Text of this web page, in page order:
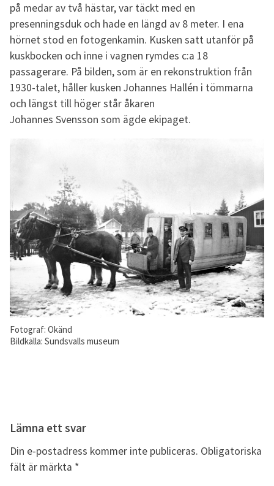
på medar av två hästar, var täckt med en
presenningsduk och hade en längd av 8 meter. I ena
hörnet stod en fotogenkamin. Kusken satt utanför på
kuskbocken och inne i vagnen rymdes c:a 18
passagerare. På bilden, som är en rekonstruktion från
1930-talet, håller kusken Johannes Hallén i tömmarna
och längst till höger står åkaren
Johannes Svensson som ägde ekipaget.
Fotograf: Okänd
Bildkälla: Sundsvalls museum
Lämna ett svar
Din e-postadress kommer inte publiceras. Obligatoriska
fält är märkta *